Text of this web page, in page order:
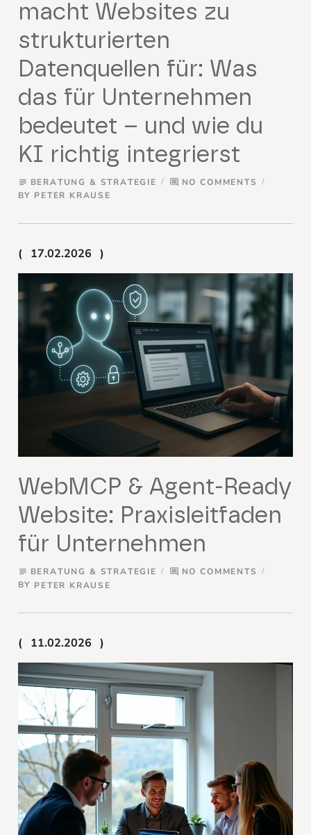
macht Websites zu
strukturierten
Datenquellen für: Was
das für Unternehmen
bedeutet – und wie du
KI richtig integrierst
subject BERATUNG & STRATEGIE comment NO COMMENTS
BY PETER KRAUSE
17.02.2026
WebMCP & Agent-Ready
Website: Praxisleitfaden
für Unternehmen
subject BERATUNG & STRATEGIE comment NO COMMENTS
BY PETER KRAUSE
11.02.2026